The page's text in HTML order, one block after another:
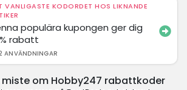
VANLIGASTE KODORDET HOS LIKNANDE
populära kupongen ger dig
rabatt
ANVÄNDNINGAR
miste om Hobby247 rabattkoder